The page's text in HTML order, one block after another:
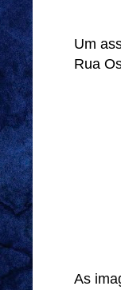
Um
Rua
As